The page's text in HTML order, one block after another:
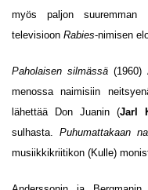
myös paljon suuremman
televisioon Rabies-nimisen
Paholaisen silmässä(1960)
menossa naimisiin
lähettää Don Juanin (Jarl
sulhasta. Puhumattakaan
musiikkikriitikon (Kulle)